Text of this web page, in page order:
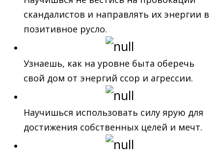
скандалистов и направлять их энергии в
позитивное русло.
Узнаешь, как на уровне быта оберечь
свой дом от энергий ссор и агрессии.
Научишься использовать силу ярую для
достижения собственных целей и мечт.